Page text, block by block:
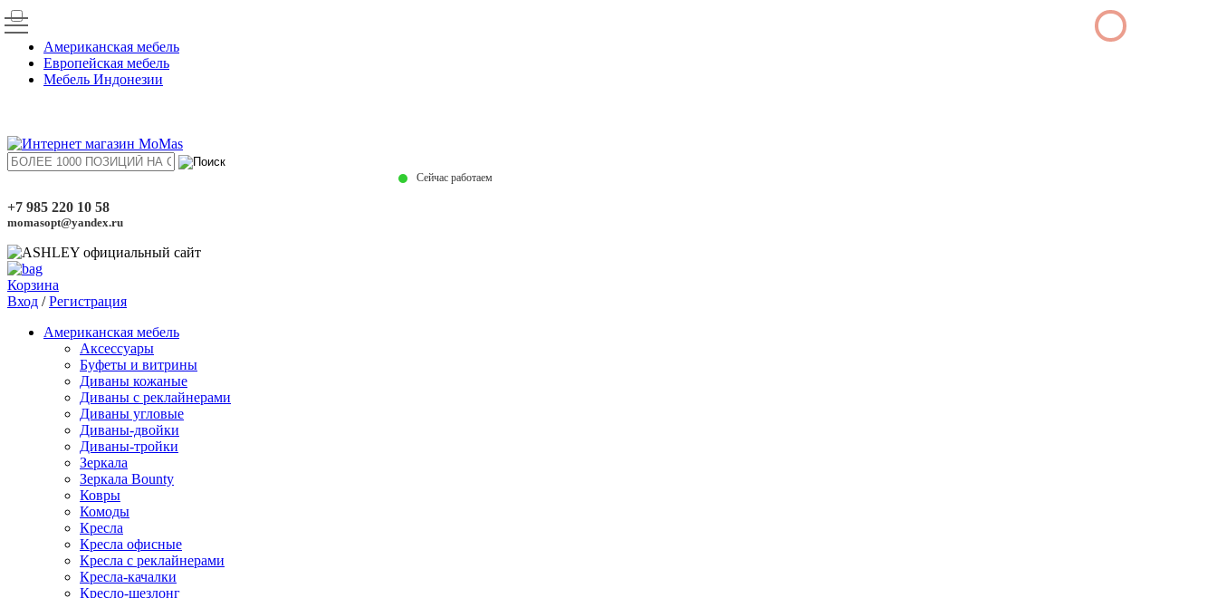
Американская мебель
Европейская мебель
Мебель Индонезии
Сейчас работаем
+7 985 220 10 58
momasopt@yandex.ru
Корзина
Вход /Регистрация
Американская мебель
Аксессуары
Буфеты и витрины
Диваны кожаные
Диваны с реклайнерами
Диваны угловые
Диваны-двойки
Диваны-тройки
Зеркала
Зеркала Bounty
Ковры
Комоды
Кресла
Кресла офисные
Кресла с реклайнерами
Кресла-качалки
Кресло-шезлонг